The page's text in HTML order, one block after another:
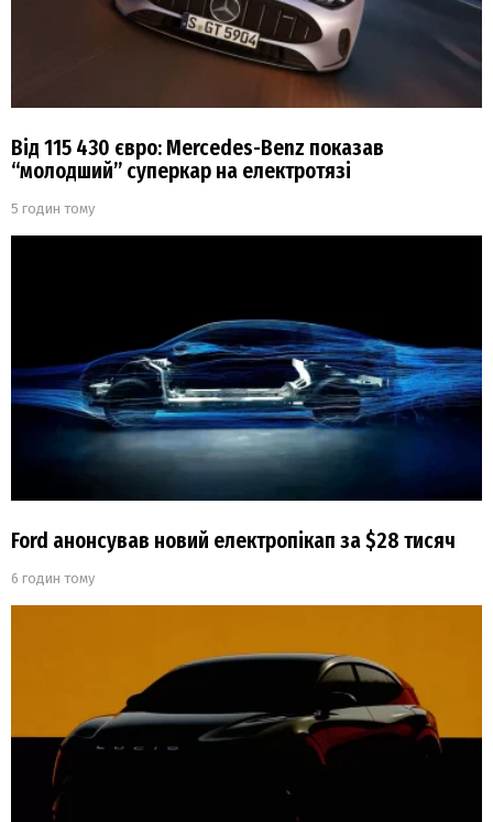
Від 115 430 євро: Mercedes-Benz показав
“молодший” суперкар на електротязі
5 годин тому
Ford анонсував новий електропікап за $28 тисяч
6 годин тому